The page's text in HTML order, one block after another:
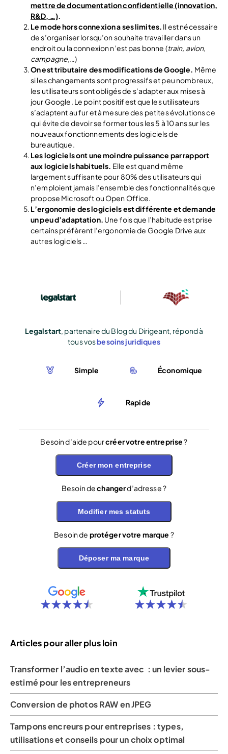
mettre de documentation confidentielle (innovation,
R&D, …).
Le mode hors connexion a ses limites. Il est nécessaire
de s’organiser lorsqu’on souhaite travailler dans un
endroit ou la connexion n’est pas bonne (train, avion,
campagne,…)
On est tributaire des modifications de Google. Même
si les changements sont progressifs et peu nombreux,
les utilisateurs sont obligés de s’adapter aux mises à
jour Google. Le point positif est que les utilisateurs
s’adaptent au fur et à mesure des petites évolutions ce
qui évite de devoir se former tous les 5 à 10 ans sur les
nouveaux fonctionnements des logiciels de
bureautique.
Les logiciels ont une moindre puissance par rapport
aux logiciels habituels. Elle est quand même
largement suffisante pour 80% des utilisateurs qui
n’emploient jamais l’ensemble des fonctionnalités que
propose Microsoft ou Open Office.
L’ergonomie des logiciels est différente et demande
un peu d’adaptation. Une fois que l’habitude est prise
certains préfèrent l’ergonomie de Google Drive aux
autres logiciels …
Legalstart, partenaire du Blog du Dirigeant, répond à
tous vosbesoins juridiques
Simple Économique
Rapide
Besoin d’aide pourcréer votre entreprise?
Créer mon entreprise
Besoin dechangerd’adresse ?
Modifier mes statuts
Besoin de protéger votre marque ?
Déposer ma marque
Articles pour aller plus loin
Transformer l’audio en texte avec : un levier sous-
estimé pour les entrepreneurs
Conversion de photos RAW en JPEG
Tampons encreurs pour entreprises : types,
utilisations et conseils pour un choix optimal